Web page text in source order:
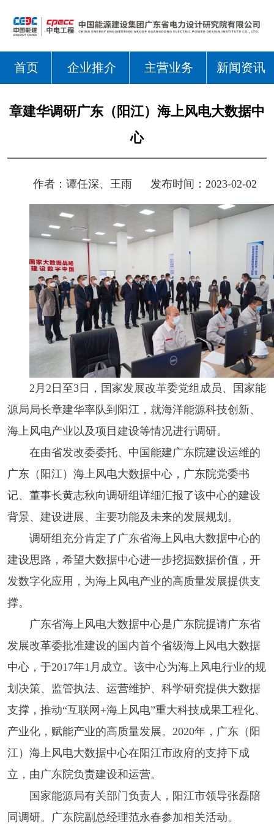
首页 企业推介 主营业务 新闻资讯
章建华调研广东（阳江）海上风电大数据中
心
作者： 谭任深、王雨 发布时间：2023-02-02
2月2日至3日，国家发展改革委党组成员、国家能
源局局长章建华率队到阳江，就海洋能源科技创新、
海上风电产业以及项目建设等情况进行调研。
在由省发改委委托、中国能建广东院建设运维的
广东（阳江）海上风电大数据中心，广东院党委书
记、董事长黄志秋向调研组详细汇报了该中心的建设
背景、建设进展、主要功能及未来的发展规划。
调研组充分肯定了广东省海上风电大数据中心的
建设思路，希望大数据中心进一步挖掘数据价值，开
发数字化应用，为海上风电产业的高质量发展提供支
撑。
广东省海上风电大数据中心是广东院提请广东省
发展改革委批准建设的国内首个省级海上风电大数据
中心，于2017年1月成立。该中心为海上风电行业的规
划决策、监管执法、运营维护、科学研究提供大数据
支撑，推动“互联网+海上风电”重大科技成果工程化、
产业化，赋能产业的高质量发展。2020年，广东（阳
江）海上风电大数据中心在阳江市政府的支持下成
立，由广东院负责建设和运营。
国家能源局有关部门负责人，阳江市领导张磊陪
同调研。广东院副总经理范永春参加相关活动。